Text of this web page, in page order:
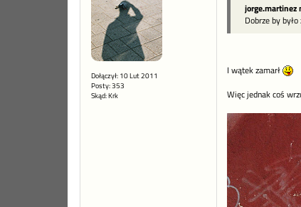
Dołączył: 10 Lut 2011
Posty: 353
Skąd: Krk
jorge.martinez
Dobrze by
I wątek zamarł
Więc jednak coś